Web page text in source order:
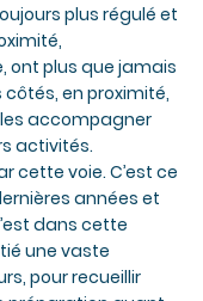
plus régulé et
ont plus que jamais
en proximité,
accompagner
activités.
cette voie. C’est ce
années et
dans cette
une vaste
pour recueillir